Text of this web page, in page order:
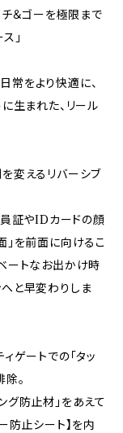
チ＆ゴーを極限まで
」
常をより快適に、
生まれた、リール
変えるリバーシブ
員証やIDカードの顔
」を前面に向けるこ
ートなお出かけ時
と早変わりしま
ゲートでの「タッ
。
グ防止材」をあえて
防止シート】を内